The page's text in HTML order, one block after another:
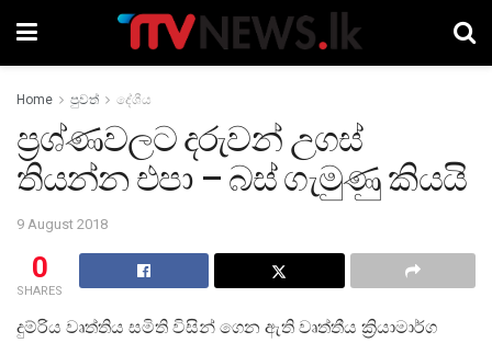
Home පුවත් දේශීය
ප්‍රශ්ණවලට දරුවන් උගස්
තියන්න එපා – බස් ගැමුණු කියයි
9 August 2018
0
SHARES
දුම්රිය වෘත්තිය සමිති විසින් ගෙන ඇති වෘත්තීය ක්‍රියාමාර්ග